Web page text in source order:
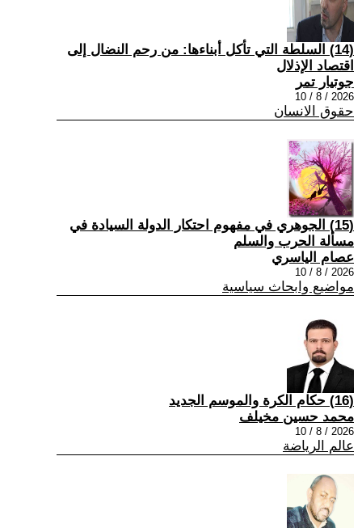
(14) السلطة التي تأكل أبناءها: من رحم النضال إلى
اقتصاد الإذلال
جوتيار تمر
2026 / 8 / 10
حقوق الانسان
(15) الجوهري في مفهوم احتكار الدولة السيادة في
مسألة الحرب والسلم
عصام الياسري
2026 / 8 / 10
مواضيع وابحاث سياسية
(16) حكام الكرة والموسم الجديد
محمد حسين مخيلف
2026 / 8 / 10
عالم الرياضة